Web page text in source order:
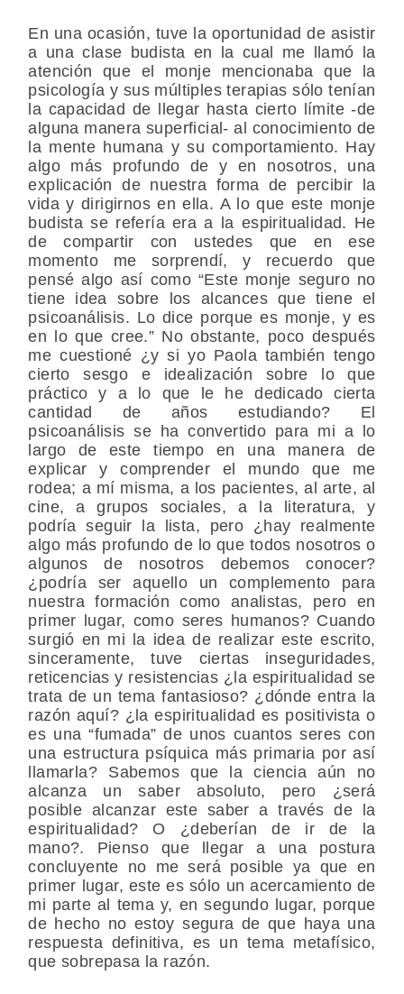
En una ocasión, tuve la oportunidad de asistir
a una clase budista en la cual me llamó la
atención que el monje mencionaba que la
psicología y sus múltiples terapias sólo tenían
la capacidad de llegar hasta cierto límite -de
alguna manera superficial- al conocimiento de
la mente humana y su comportamiento. Hay
algo más profundo de y en nosotros, una
explicación de nuestra forma de percibir la
vida y dirigirnos en ella. A lo que este monje
budista se refería era a la espiritualidad. He
de compartir con ustedes que en ese
momento me sorprendí, y recuerdo que
pensé algo así como “Este monje seguro no
tiene idea sobre los alcances que tiene el
psicoanálisis. Lo dice porque es monje, y es
en lo que cree.” No obstante, poco después
me cuestioné ¿y si yo Paola también tengo
cierto sesgo e idealización sobre lo que
práctico y a lo que le he dedicado cierta
cantidad de años estudiando? El
psicoanálisis se ha convertido para mi a lo
largo de este tiempo en una manera de
explicar y comprender el mundo que me
rodea; a mí misma, a los pacientes, al arte, al
cine, a grupos sociales, a la literatura, y
podría seguir la lista, pero ¿hay realmente
algo más profundo de lo que todos nosotros o
algunos de nosotros debemos conocer?
¿podría ser aquello un complemento para
nuestra formación como analistas, pero en
primer lugar, como seres humanos? Cuando
surgió en mi la idea de realizar este escrito,
sinceramente, tuve ciertas inseguridades,
reticencias y resistencias ¿la espiritualidad se
trata de un tema fantasioso? ¿dónde entra la
razón aquí? ¿la espiritualidad es positivista o
es una “fumada” de unos cuantos seres con
una estructura psíquica más primaria por así
llamarla? Sabemos que la ciencia aún no
alcanza un saber absoluto, pero ¿será
posible alcanzar este saber a través de la
espiritualidad? O ¿deberían de ir de la
mano?. Pienso que llegar a una postura
concluyente no me será posible ya que en
primer lugar, este es sólo un acercamiento de
mi parte al tema y, en segundo lugar, porque
de hecho no estoy segura de que haya una
respuesta definitiva, es un tema metafísico,
que sobrepasa la razón.